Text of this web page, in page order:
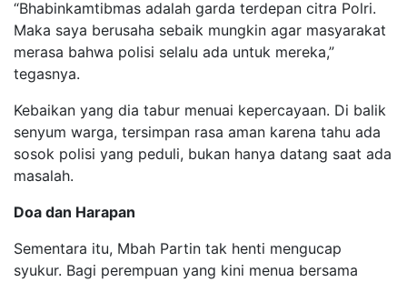
“Bhabinkamtibmas adalah garda terdepan citra Polri.
Maka saya berusaha sebaik mungkin agar masyarakat
merasa bahwa polisi selalu ada untuk mereka,”
tegasnya.
Kebaikan yang dia tabur menuai kepercayaan. Di balik
senyum warga, tersimpan rasa aman karena tahu ada
sosok polisi yang peduli, bukan hanya datang saat ada
masalah.
Doa dan Harapan
Sementara itu, Mbah Partin tak henti mengucap
syukur. Bagi perempuan yang kini menua bersama